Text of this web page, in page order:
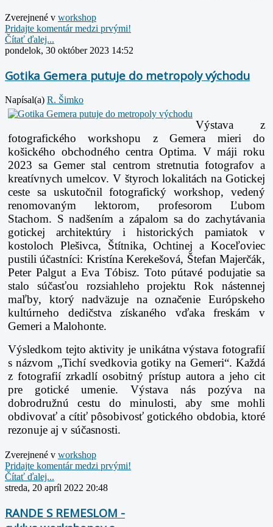
Zverejnené v workshop
Pridajte komentár medzi prvými!
Čítať ďalej...
pondelok, 30 október 2023 14:52
Gotika Gemera putuje do metropoly východu
Napísal(a) R. Šimko
Výstava z
fotografického workshopu z Gemera mieri do
košického obchodného centra Optima. V máji roku
2023 sa Gemer stal centrom stretnutia fotografov a
kreatívnych umelcov. V štyroch lokalitách na Gotickej
ceste sa uskutočnil fotografický workshop, vedený
renomovaným lektorom, profesorom Ľubom
Stachom. S nadšením a zápalom sa do zachytávania
gotickej architektúry i historických pamiatok v
kostoloch Plešivca, Štítnika, Ochtinej a Koceľoviec
pustili účastníci: Kristína Kerekešová, Štefan Majerčák,
Peter Palgut a Eva Tóbisz. Toto pútavé podujatie sa
stalo súčasťou rozsiahleho projektu Rok nástennej
maľby, ktorý nadväzuje na označenie Európskeho
kultúrneho dedičstva získaného vďaka freskám v
Gemeri a Malohonte.
Výsledkom tejto aktivity je unikátna výstava fotografií
s názvom „Tichí svedkovia gotiky na Gemeri“. Každá
z fotografií zrkadlí osobitný prístup autora a jeho cit
pre gotické umenie. Výstava nás pozýva na
dobrodružnú cestu do minulosti, aby sme mohli
obdivovať a cítiť pôsobivosť gotického obdobia, ktoré
rezonuje aj v súčasnosti.
Zverejnené v workshop
Pridajte komentár medzi prvými!
Čítať ďalej...
streda, 20 apríl 2022 20:48
RANDE S REMESLOM -